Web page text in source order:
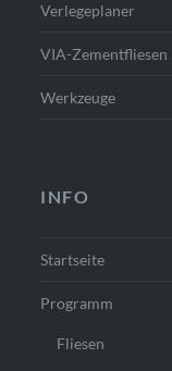
Verlegeplaner
VIA-Zementfliesen
Werkzeuge
INFO
Startseite
Programm
Fliesen